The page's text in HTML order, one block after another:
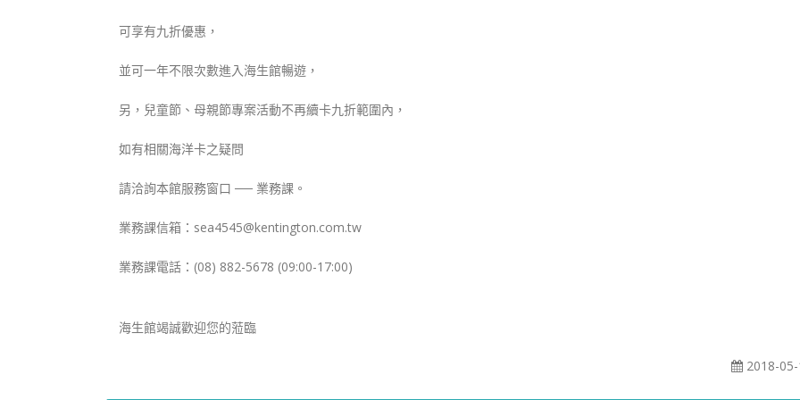
可享有九折優惠，
並可一年不限次數進入海生館暢遊，
另，兒童節、母親節專案活動不再續卡九折範圍內，
如有相關海洋卡之疑問
請洽詢本館服務窗口 ── 業務課。
業務課信箱：sea4545@kentington.com.tw
業務課電話：(08) 882-5678 (09:00-17:00)
海生館竭誠歡迎您的蒞臨
2018-